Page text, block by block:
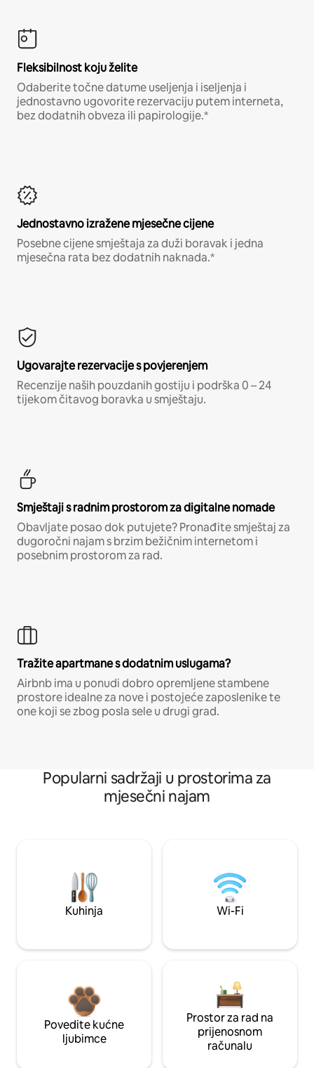
Fleksibilnost koju želite
Odaberite točne datume useljenja i iseljenja i
jednostavno ugovorite rezervaciju putem interneta,
bez dodatnih obveza ili papirologije.*
Jednostavno izražene mjesečne cijene
Posebne cijene smještaja za duži boravak i jedna
mjesečna rata bez dodatnih naknada.*
Ugovarajte rezervacije s povjerenjem
Recenzije naših pouzdanih gostiju i podrška 0 – 24
tijekom čitavog boravka u smještaju.
Smještaji s radnim prostorom za digitalne nomade
Obavljate posao dok putujete? Pronađite smještaj za
dugoročni najam s brzim bežičnim internetom i
posebnim prostorom za rad.
Tražite apartmane s dodatnim uslugama?
Airbnb ima u ponudi dobro opremljene stambene
prostore idealne za nove i postojeće zaposlenike te
one koji se zbog posla sele u drugi grad.
Popularni sadržaji u prostorima za
mjesečni najam
Kuhinja Wi-Fi
Povedite kućne
ljubimce
Prostor za rad na
prijenosnom
računalu